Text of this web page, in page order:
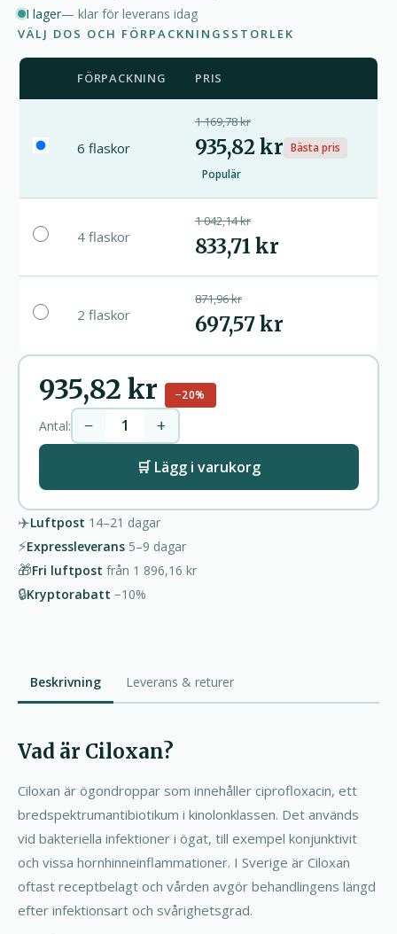
I lager— klar för leverans idag
VÄLJ DOS OCH FÖRPACKNINGSSTORLEK
FÖRPACKNING PRIS
6 flaskor
1 169,78 kr
935,82 kr Bästa pris
Populär
4 flaskor
1 042,14 kr
833,71 kr
2 flaskor
871,96 kr
697,57 kr
935,82 kr −20%
Antal: − +
🛒 Lägg i varukorg
✈️Luftpost 14–21 dagar
⚡Expressleverans 5–9 dagar
🎁Fri luftpost från 1 896,16 kr
🔒Kryptorabatt −10%
Beskrivning Leverans & returer
Vad är Ciloxan?
Ciloxan är ögondroppar som innehåller ciprofloxacin, ett
bredspektrumantibiotikum i kinolonklassen. Det används
vid bakteriella infektioner i ögat, till exempel konjunktivit
och vissa hornhinneinflammationer. I Sverige är Ciloxan
oftast receptbelagt och vården avgör behandlingens längd
efter infektionsart och svårighetsgrad.